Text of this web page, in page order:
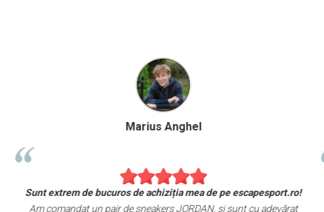
Marius Anghel
Sunt extrem de bucuros de achiziția mea de pe escapesport.ro!
Am comandat un pair de sneakers JORDAN, și sunt cu adevărat